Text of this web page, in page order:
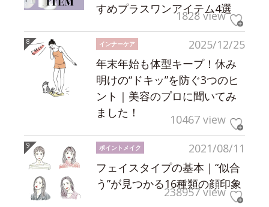
すめプラスワンアイテム4選
1828 view
2025/12/25
インナーケア
年末年始も体型キープ！休み
明けの“ドキッ”を防ぐ3つのヒ
ント｜美容のプロに聞いてみ
ました！
10467 view
2021/08/11
ポイントメイク
フェイスタイプの基本｜“似合
う”が見つかる16種類の顔印象
238957 view